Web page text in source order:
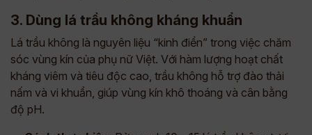
3. Dùng lá trầu không kháng khuẩn
Lá trầu không là nguyên liệu “kinh điển” trong việc chăm
sóc vùng kín của phụ nữ Việt. Với hàm lượng hoạt chất
kháng viêm và tiêu độc cao, trầu không hỗ trợ đào thải
nấm và vi khuẩn, giúp vùng kín khô thoáng và cân bằng
độ pH.